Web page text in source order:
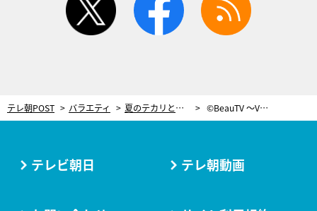
テレ朝POST バラエティ 夏のテカリとUVケアにこれ！河北麻友子が選ぶ、夏を乗り切るベストコスメ ©BeauTV ～VOCE
テレビ朝日 テレ朝動画